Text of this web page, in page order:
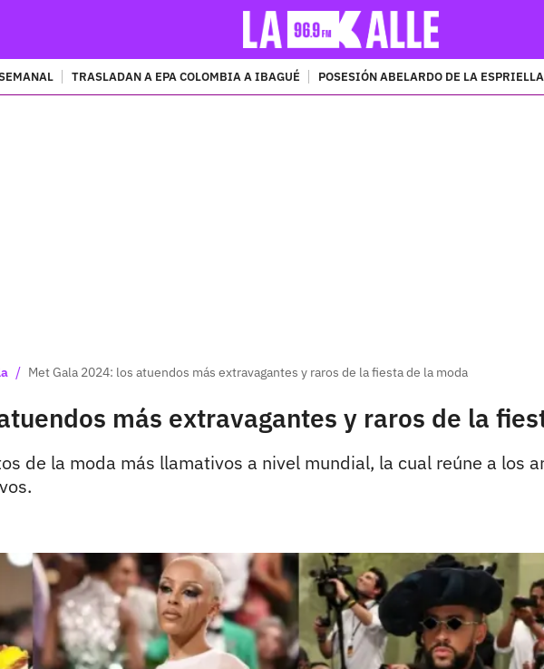
TRASLADAN A EPA COLOMBIA A IBAGUÉ POSESIÓN ABELARDO DE LA ESPRIELLA
/ Met Gala 2024: los atuendos más extravagantes y raros de la fiesta de la moda
más extravagantes y raros de la
de la moda más llamativos a nivel mundial, la cual reúne a los